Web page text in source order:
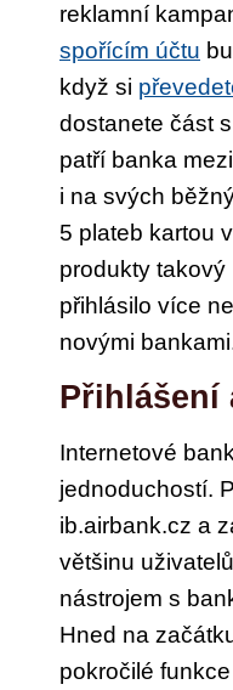
reklamní
spořícím účtu
když si
dostanete část
patří banka
i na svých
5 plateb kartou
produkty
přihlásilo více
novými
Přihlášení
Internetové
jednoduchostí.
ib.airbank.cz a
většinu
nástrojem s
Hned na
pokročilé